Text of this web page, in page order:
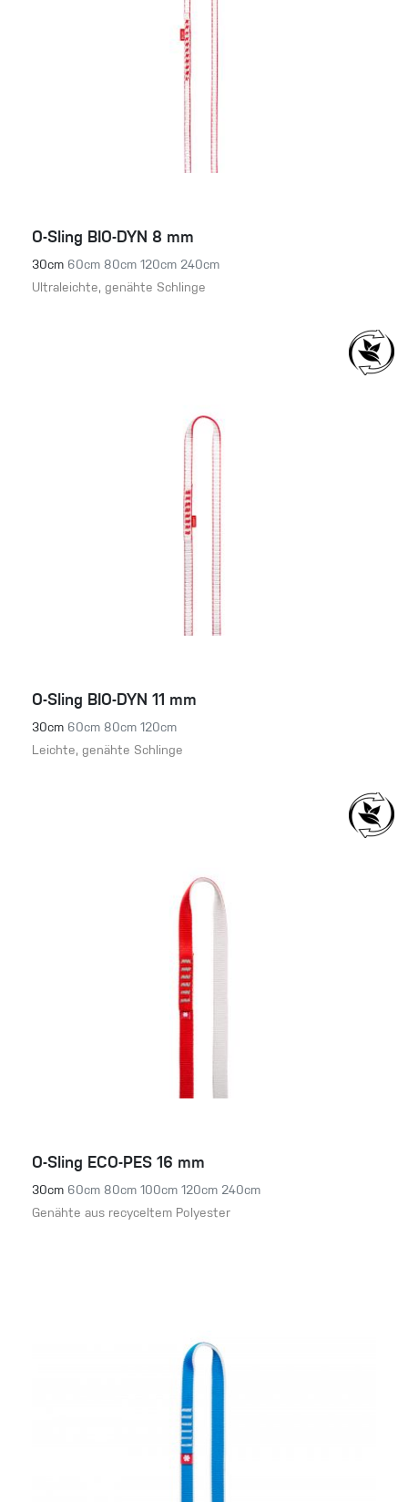
O-Sling BIO-DYN 8 mm
30cm 60cm 80cm 120cm 240cm
Ultraleichte, genähte Schlinge
O-Sling BIO-DYN 11 mm
30cm 60cm 80cm 120cm
Leichte, genähte Schlinge
O-Sling ECO-PES 16 mm
30cm 60cm 80cm 100cm 120cm 240cm
Genähte aus recyceltem Polyester